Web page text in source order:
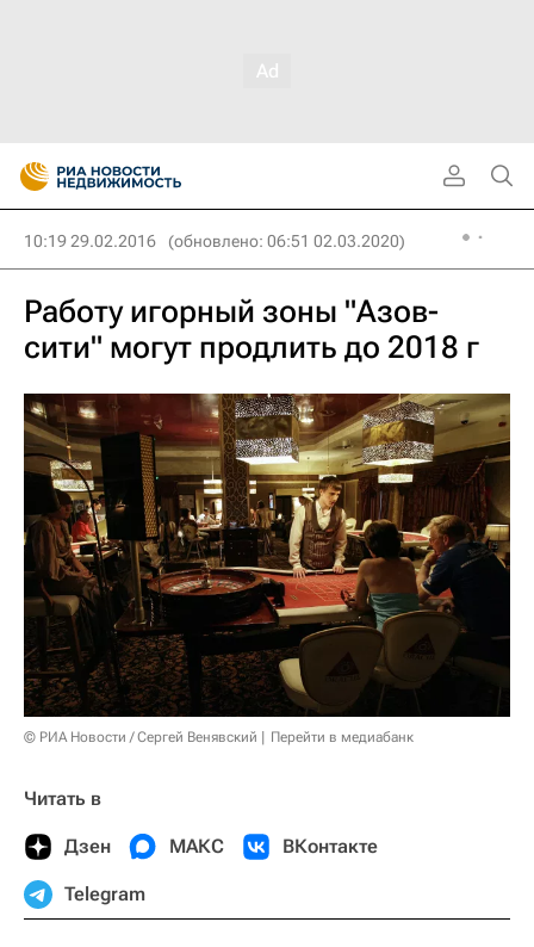
10:19 29.02.2016 (обновлено: 06:51 02.03.2020)
Работу игорный зоны "Азов-
сити" могут продлить до 2018 г
© РИА Новости / Сергей Венявский Перейти в медиабанк
Читать в
Дзен МАКС ВКонтакте
Telegram